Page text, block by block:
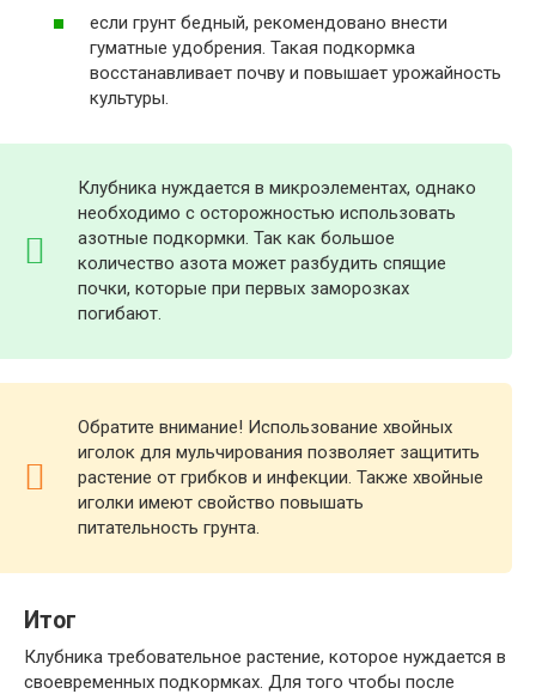
если грунт бедный, рекомендовано внести
гуматные удобрения. Такая подкормка
восстанавливает почву и повышает урожайность
культуры.
Клубника нуждается в микроэлементах, однако
необходимо с осторожностью использовать
азотные подкормки. Так как большое
количество азота может разбудить спящие
почки, которые при первых заморозках
погибают.
Обратите внимание! Использование хвойных
иголок для мульчирования позволяет защитить
растение от грибков и инфекции. Также хвойные
иголки имеют свойство повышать
питательность грунта.
Итог
Клубника требовательное растение, которое нуждается в
своевременных подкормках. Для того чтобы после